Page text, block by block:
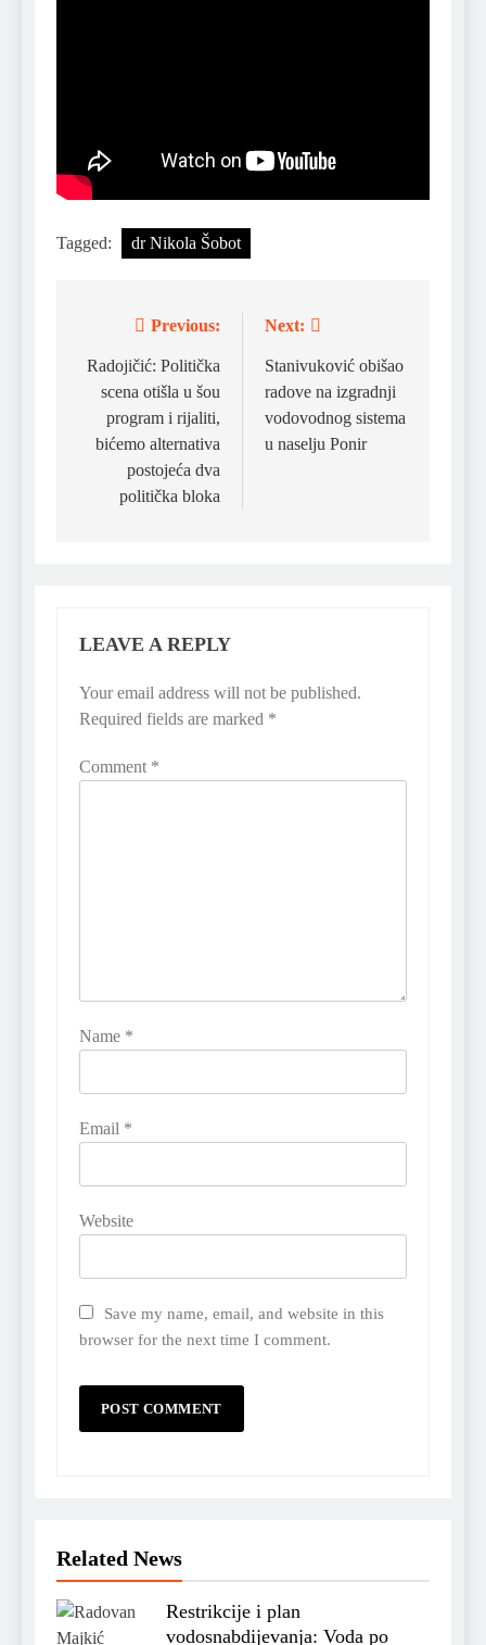
Tagged: dr Nikola Šobot
navigation
Previous:
Radojičić: Politička
scena otišla u šou
program i rijaliti,
bićemo alternativa
postojeća dva
politička bloka
Next:
Stanivuković obišao
radove na izgradnji
vodovodnog sistema
u naselju Ponir
LEAVE A REPLY
Your email address will not be published.
Required fields are marked *
Comment *
Name *
Email *
Website
Save my name, email, and website in this
browser for the next time I comment.
Related News
Restrikcije i plan
vodosnabdijevanja: Voda po